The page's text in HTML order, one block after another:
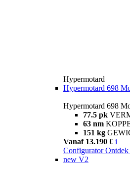
Hypermotard
Hypermotard 698
Hypermotard 698
77.5 pk
63 nm
151 kg
Vanaf 13.190 € i
Configurator Ontdek
new V2